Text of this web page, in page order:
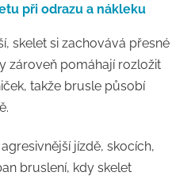
při odrazu a nákleku
skelet si zachovává přesné
zároveň pomáhají rozložit
takže brusle působí
jízdě, skocích,
bruslení, kdy skelet